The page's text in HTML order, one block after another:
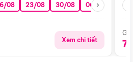
08 23/08 30/08 06/09 13/09
Xem chi tiết